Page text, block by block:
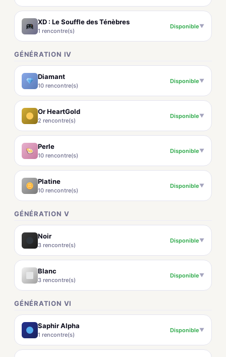
XD : Le Souffle des Ténèbres
1 rencontre(s)
Disponible▼
GÉNÉRATION IV
Diamant
10 rencontre(s)
Disponible▼
Or HeartGold
2 rencontre(s)
Disponible▼
Perle
10 rencontre(s)
Disponible▼
Platine
10 rencontre(s)
Disponible▼
GÉNÉRATION V
Noir
3 rencontre(s)
Disponible▼
Blanc
3 rencontre(s)
Disponible▼
GÉNÉRATION VI
Saphir Alpha
1 rencontre(s)
Disponible▼